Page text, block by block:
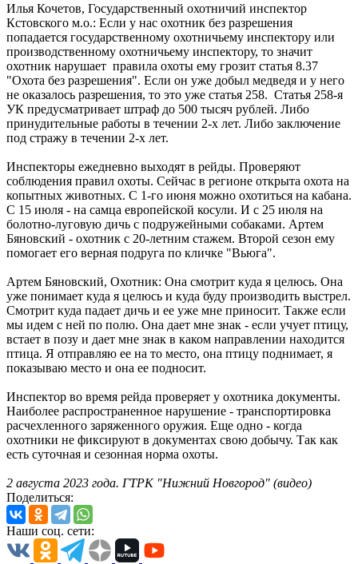
Илья Кочетов, Государственный охотничий инспектор
Кстовского м.о.: Если у нас охотник без разрешения
попадается государственному охотничьему инспектору или
производственному охотничьему инспектору, то значит
охотник нарушает правила охоты ему грозит статья 8.37
"Охота без разрешения". Если он уже добыл медведя и у него
не оказалось разрешения, то это уже статья 258. Статья 258-я
УК предусматривает штраф до 500 тысяч рублей. Либо
принудительные работы в течении 2-х лет. Либо заключение
под стражу в течении 2-х лет.
Инспекторы ежедневно выходят в рейды. Проверяют
соблюдения правил охоты. Сейчас в регионе открыта охота на
копытных животных. С 1-го июня можно охотиться на кабана.
С 15 июля - на самца европейской косули. И с 25 июля на
болотно-луговую дичь с подружейными собаками. Артем
Бяновский - охотник с 20-летним стажем. Второй сезон ему
помогает его верная подруга по кличке "Вьюга".
Артем Бяновский, Охотник: Она смотрит куда я целюсь. Она
уже понимает куда я целюсь и куда буду производить выстрел.
Смотрит куда падает дичь и ее уже мне приносит. Также если
мы идем с ней по полю. Она дает мне знак - если учует птицу,
встает в позу и дает мне знак в каком направлении находится
птица. Я отправляю ее на то место, она птицу поднимает, я
показываю место и она ее подносит.
Инспектор во время рейда проверяет у охотника документы.
Наиболее распространенное нарушение - транспортировка
расчехленного заряженного оружия. Еще одно - когда
охотники не фиксируют в документах свою добычу. Так как
есть суточная и сезонная норма охоты.
2 августа 2023 года. ГТРК "Нижний Новгород" (видео)
Поделиться:
Наши соц. сети: